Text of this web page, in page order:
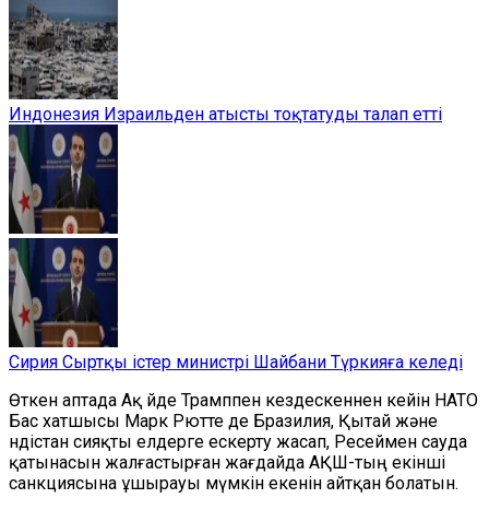
Индонезия Израильден атысты тоқтатуды талап етті
Сирия Сыртқы істер министрі Шайбани Түркияға келеді
Өткен аптада Ақ Үйде Трамппен кездескеннен кейін НАТО
Бас хатшысы Марк Рютте де Бразилия, Қытай және
Үндістан сияқты елдерге ескерту жасап, Ресеймен сауда
қатынасын жалғастырған жағдайда АҚШ-тың екінші
санкциясына ұшырауы мүмкін екенін айтқан болатын.